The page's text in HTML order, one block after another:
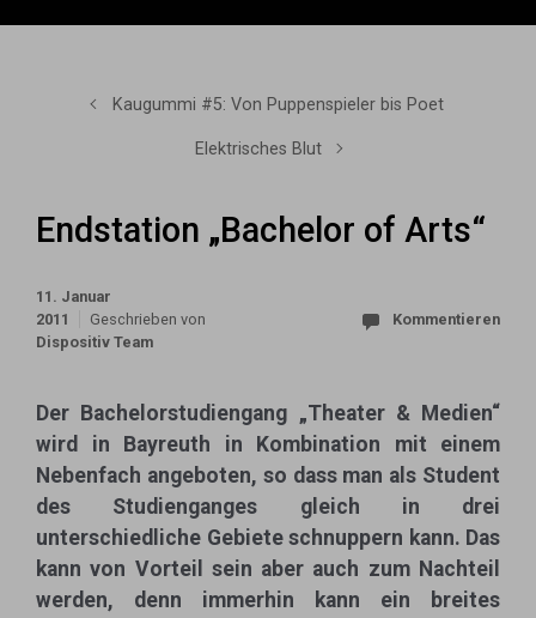
Kaugummi #5: Von Puppenspieler bis Poet
Elektrisches Blut
Endstation „Bachelor of Arts“
11. Januar
2011
Geschrieben von
Dispositiv Team
Kommentieren
Der Bachelorstudiengang „Theater & Medien“
wird in Bayreuth in Kombination mit einem
Nebenfach angeboten, so dass man als Student
des Studienganges gleich in drei
unterschiedliche Gebiete schnuppern kann. Das
kann von Vorteil sein aber auch zum Nachteil
werden, denn immerhin kann ein breites